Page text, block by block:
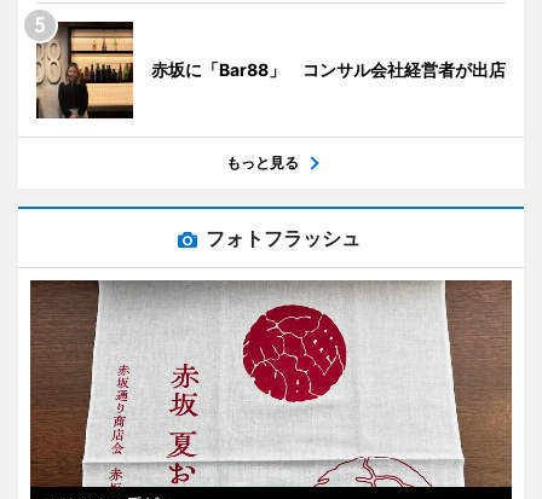
赤坂に「Bar88」 コンサル会社経営者が出店
もっと見る
フォトフラッシュ